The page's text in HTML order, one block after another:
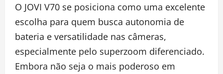
O JOVI V70 se posiciona como uma excelente
escolha para quem busca autonomia de
bateria e versatilidade nas câmeras,
especialmente pelo superzoom diferenciado.
Embora não seja o mais poderoso em